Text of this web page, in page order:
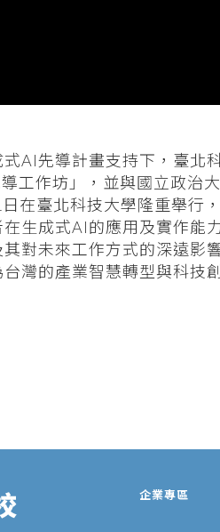
AI先導計畫支持下，臺北
工作坊」，並與國立政治
在臺北科技大學隆重舉行
生成式AI的應用及實作能
對未來工作方式的深遠影
灣的產業智慧轉型與科技
企業專區